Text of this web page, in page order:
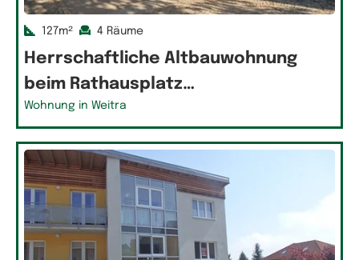
127m² 4 Räume
Herrschaftliche Altbauwohnung
beim Rathausplatz…
Wohnung in Weitra